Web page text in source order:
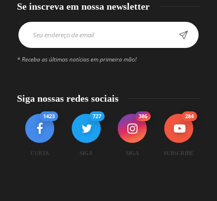
Se inscreva em nossa newsletter
* Receba as últimas notícias em primeira mão!
Siga nossas redes sociais
1423
CURTA
727
SIGA
386
SIGA
284
SUBSCRIBE